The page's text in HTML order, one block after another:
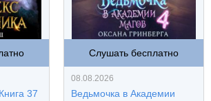
37
Слушать бесплатно
08.08.2026
Ведьмочка в Академии